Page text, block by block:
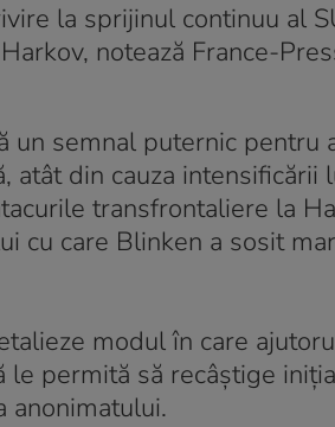
la sprijinul continuu al
notează France-
un semnal puternic pentru
atât din cauza intensificării
transfrontaliere la
cu care Blinken a sosit
modul în care
permită să recâştige
anonimatului.